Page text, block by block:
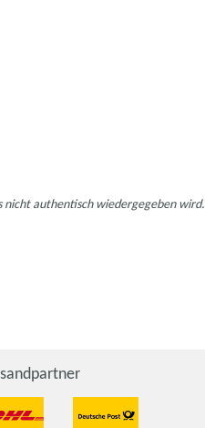
nicht authentisch wiedergegeben wird.